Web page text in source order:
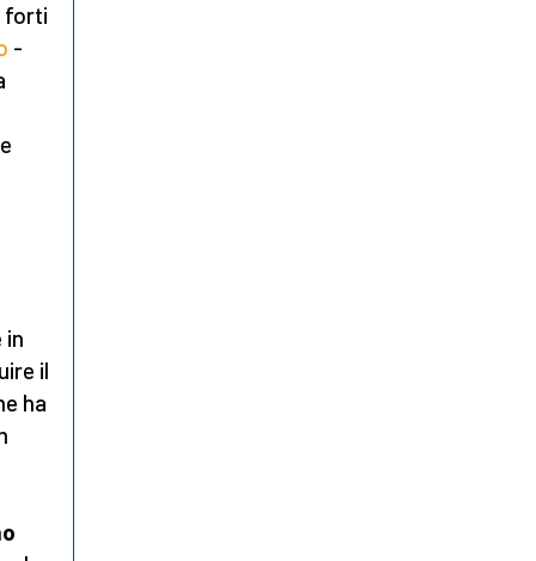
forti
-
in
il
ha